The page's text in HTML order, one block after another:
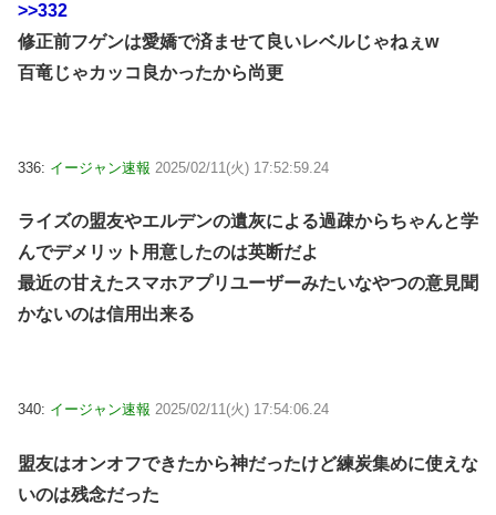
>>332
修正前フゲンは愛嬌で済ませて良いレベルじゃねぇw
百竜じゃカッコ良かったから尚更
336: イージャン速報 2025/02/11(火) 17:52:59.24
ライズの盟友やエルデンの遺灰による過疎からちゃんと学
んでデメリット用意したのは英断だよ
最近の甘えたスマホアプリユーザーみたいなやつの意見聞
かないのは信用出来る
340: イージャン速報 2025/02/11(火) 17:54:06.24
盟友はオンオフできたから神だったけど練炭集めに使えな
いのは残念だった